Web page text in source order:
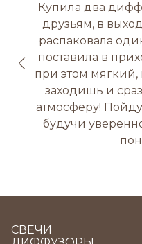
Купила два
друзьям, в
распаковала
поставила в
при этом
заходишь и
атмосферу!
будучи
СВЕЧИ